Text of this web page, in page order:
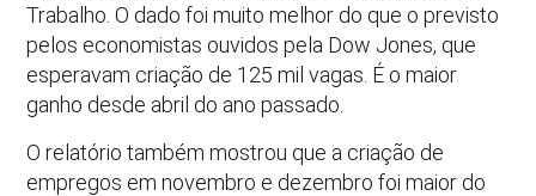
Trabalho. O dado foi muito melhor do que o previsto
pelos economistas ouvidos pela Dow Jones, que
esperavam criação de 125 mil vagas. É o maior
ganho desde abril do ano passado.
O relatório também mostrou que a criação de
empregos em novembro e dezembro foi maior do